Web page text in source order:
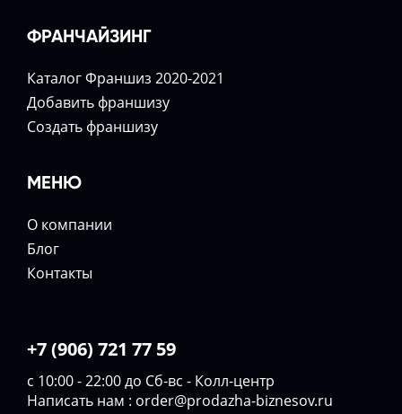
ФРАНЧАЙЗИНГ
Каталог Франшиз 2020-2021
Добавить франшизу
Создать франшизу
МЕНЮ
О компании
Блог
Контакты
+7 (906) 721 77 59
с 10:00 - 22:00 до Сб-вс - Колл-центр
Написать нам : order@prodazha-biznesov.ru